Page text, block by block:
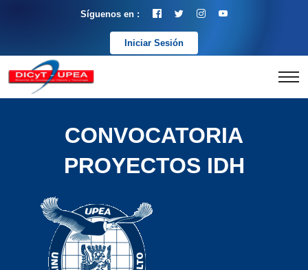
Síguenos en :
Iniciar Sesión
CONVOCATORIA
PROYECTOS IDH